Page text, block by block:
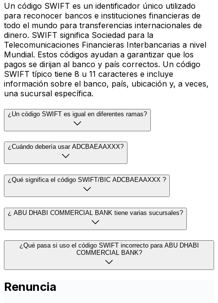
Un código SWIFT es un identificador único utilizado
para reconocer bancos e instituciones financieras de
todo el mundo para transferencias internacionales de
dinero. SWIFT significa Sociedad para la
Telecomunicaciones Financieras Interbancarias a nivel
Mundial. Estos códigos ayudan a garantizar que los
pagos se dirijan al banco y país correctos. Un código
SWIFT típico tiene 8 u 11 caracteres e incluye
información sobre el banco, país, ubicación y, a veces,
una sucursal específica.
¿Un código SWIFT es igual en diferentes ramas?
¿Cuándo debería usar ADCBAEAAXXX?
¿Qué significa el código SWIFT/BIC ADCBAEAAXXX ?
¿ ABU DHABI COMMERCIAL BANK tiene varias sucursales?
¿Qué pasa si uso el código SWIFT incorrecto para ABU DHABI
COMMERCIAL BANK?
Renuncia